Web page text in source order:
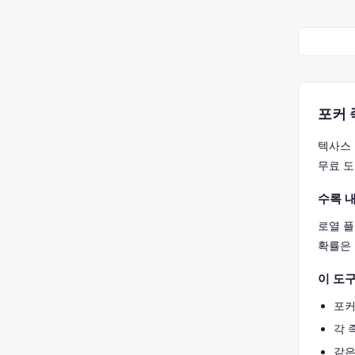
포커
텍사스
무료
수록
로열
확률은
이 도
포
각
같